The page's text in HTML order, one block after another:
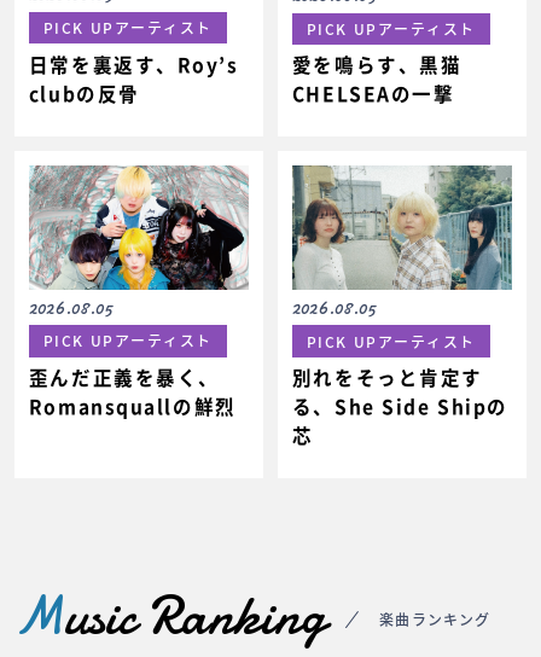
PICK UPアーティスト
日常を裏返す、Roy’s
clubの反骨
PICK UPアーティスト
愛を鳴らす、黒猫
CHELSEAの一撃
2026.08.05
PICK UPアーティスト
歪んだ正義を暴く、
Romansquallの鮮烈
2026.08.05
PICK UPアーティスト
別れをそっと肯定す
る、She Side Shipの
芯
Music Ranking 楽曲ランキング